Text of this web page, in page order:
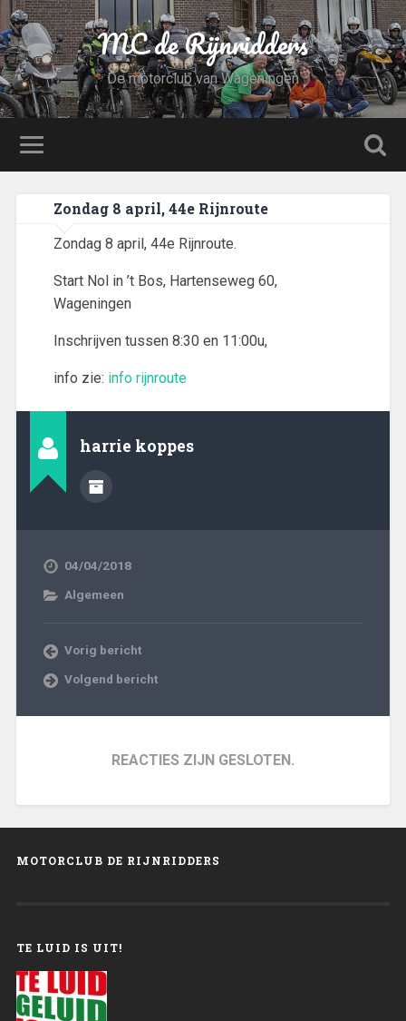
MC de Rijnridders
De motorclub van Wageningen
Zondag 8 april, 44e Rijnroute
Zondag 8 april, 44e Rijnroute.
Start Nol in ’t Bos, Hartenseweg 60,
Wageningen
Inschrijven tussen 8:30 en 11:00u,
info zie: info rijnroute
harrie koppes
04/04/2018
Algemeen
Vorig bericht
Volgend bericht
REACTIES ZIJN GESLOTEN.
MOTORCLUB DE RIJNRIDDERS
TE LUID IS UIT!